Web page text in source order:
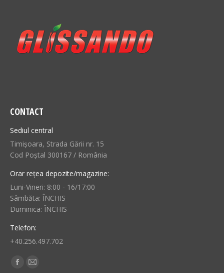
CONTACT
Sediul central
Timișoara, Strada Gării nr. 15
Cod Poștal 300167 / România
Orar rețea depozite/magazine:
Luni-Vineri: 8:00 - 16/17:00
Sâmbăta: ÎNCHIS
Duminica: ÎNCHIS
Telefon:
+40.256.497.702
Find us on:
Facebook
Mail